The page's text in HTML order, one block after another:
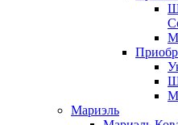
Мариэль